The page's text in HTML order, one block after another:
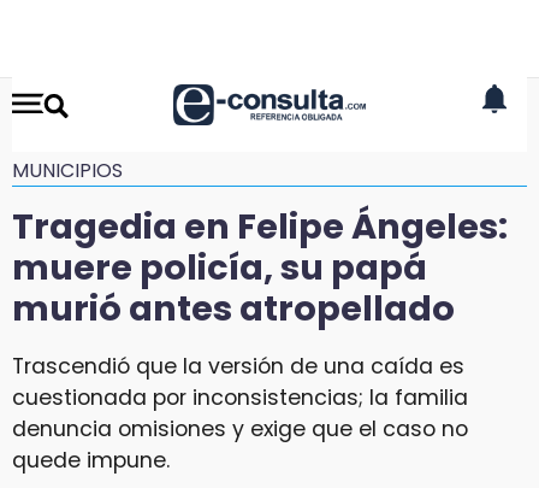
MUNICIPIOS
Tragedia en Felipe Ángeles:
muere policía, su papá
murió antes atropellado
Trascendió que la versión de una caída es
cuestionada por inconsistencias; la familia
denuncia omisiones y exige que el caso no
quede impune.